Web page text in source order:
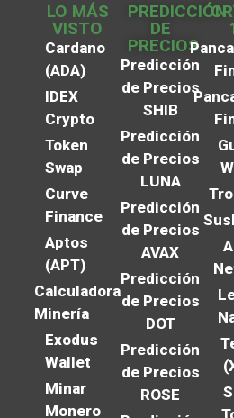
LO MÁS
VISTO
Cardano
(ADA)
IDEX
Crypto
Token
Swap
Curve
Finance
Aptos
(APT)
Calculadora
Minería
Exodus
Wallet
Minar
Monero
PREDICCIÓN
DE
PRECIOS
Predicción
de Precios
SHIB
Predicción
de Precios
LUNA
Predicción
de Precios
AVAX
Predicción
de Precios
DOT
Predicción
de Precios
ROSE